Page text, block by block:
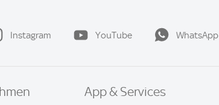
Instagram YouTube WhatsApp
App & Services